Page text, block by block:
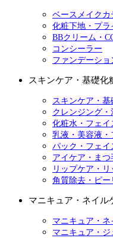
ベースメイクカ
化粧下地・プラ
BBクリーム・
コンシーラー
ファンデーショ
スキンケア・基礎化
スキンケア・
クレンジング・
化粧水・フェ
乳液・美容液・
パック・フェイ
アイケア・まつ
リップケア・
角質除去・ピー
マニキュア・ネイル
マニキュア・
マニキュア・